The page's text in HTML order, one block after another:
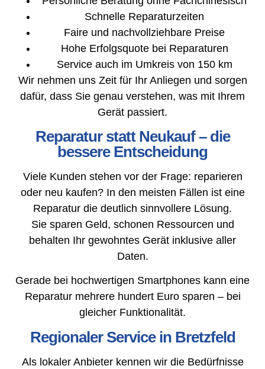
Schnelle Reparaturzeiten
Faire und nachvollziehbare Preise
Hohe Erfolgsquote bei Reparaturen
Service auch im Umkreis von 150 km
Wir nehmen uns Zeit für Ihr Anliegen und sorgen
dafür, dass Sie genau verstehen, was mit Ihrem
Gerät passiert.
Reparatur statt Neukauf – die
bessere Entscheidung
Viele Kunden stehen vor der Frage: reparieren
oder neu kaufen? In den meisten Fällen ist eine
Reparatur die deutlich sinnvollere Lösung.
Sie sparen Geld, schonen Ressourcen und
behalten Ihr gewohntes Gerät inklusive aller
Daten.
Gerade bei hochwertigen Smartphones kann eine
Reparatur mehrere hundert Euro sparen – bei
gleicher Funktionalität.
Regionaler Service in Bretzfeld
Als lokaler Anbieter kennen wir die Bedürfnisse